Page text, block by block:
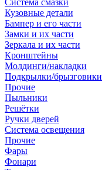
Система смазки
Кузовные детали
Бампер и его части
Замки и их части
Зеркала и их части
Кронштейны
Молдинги/накладки
Подкрылки/брызговики
Прочие
Пыльники
Решётки
Ручки дверей
Система освещения
Прочие
Фары
Фонари